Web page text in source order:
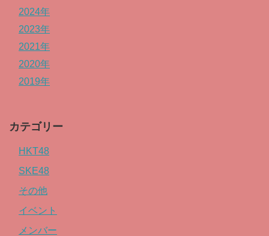
2024年
2023年
2021年
2020年
2019年
カテゴリー
HKT48
SKE48
その他
イベント
メンバー